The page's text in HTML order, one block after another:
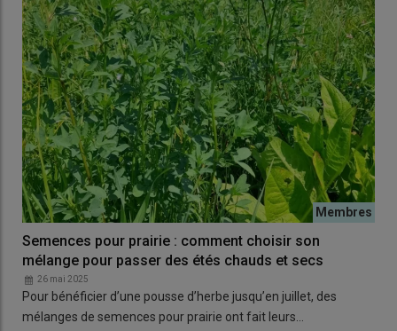
Semences pour prairie : comment choisir son
mélange pour passer des étés chauds et secs
26 mai 2025
Pour bénéficier d’une pousse d’herbe jusqu’en juillet, des
mélanges de semences pour prairie ont fait leurs…